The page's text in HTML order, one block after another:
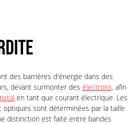
des barrières d'énergie dans des
devant surmonter des électrons, afin
en tant que courant électrique. Les
sont déterminées par la taille
distinction est faite entre bandes